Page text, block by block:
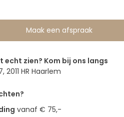
Maak een afspraak
echt zien? Kom bij ons langs
2011 HR Haarlem
vanaf € 75,-